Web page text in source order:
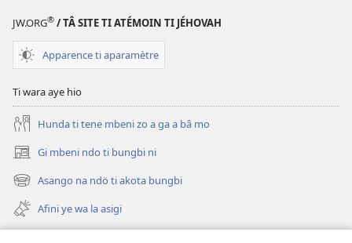
JW.ORG® / TÂ SITE TI ATÉMOIN TI JÉHOVAH
Apparence ti aparamètre
Ti wara aye hio
Hunda ti tene mbeni zo a ga a bâ mo
Gi mbeni ndo ti bungbi ni
(zi
mbeni
fini
page)
Asango na ndö ti akota bungbi
(zi
mbeni
fini
page)
Afini ye wa la asigi